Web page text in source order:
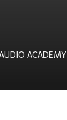
ACADEMY